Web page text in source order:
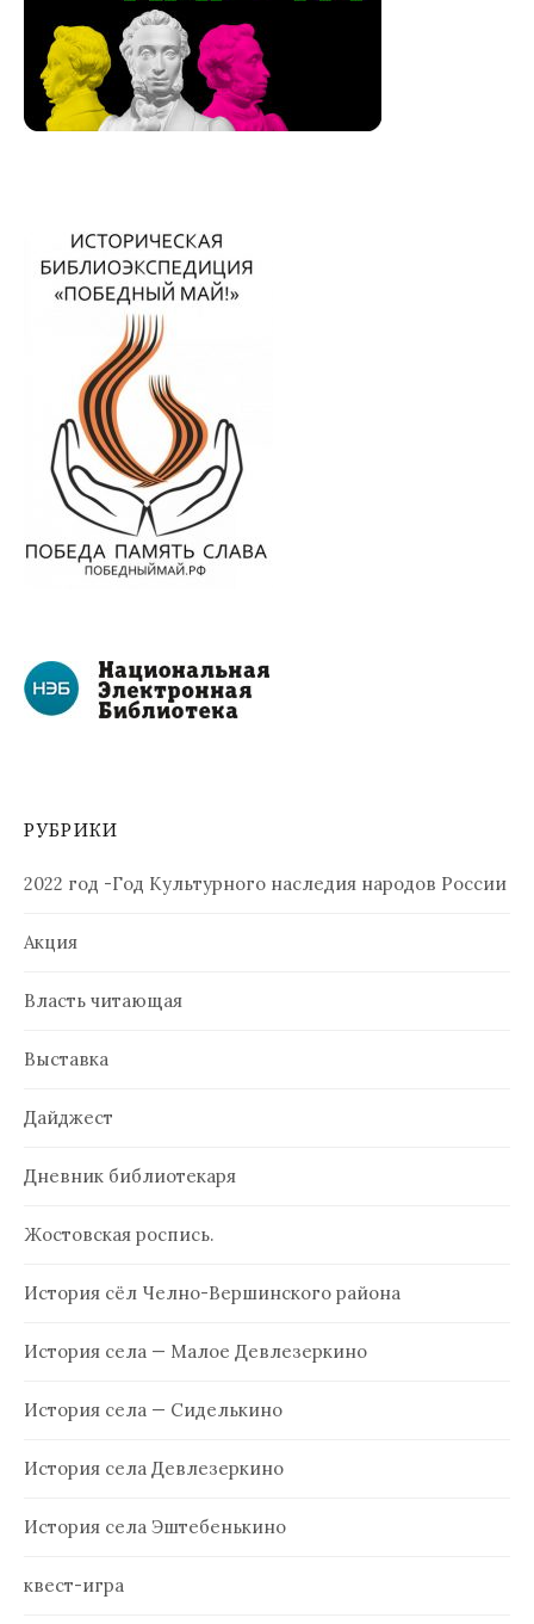
РУБРИКИ
2022 год -Год Культурного наследия народов России
Акция
Власть читающая
Выставка
Дайджест
Дневник библиотекаря
Жостовская роспись.
История сёл Челно-Вершинского района
История села — Малое Девлезеркино
История села — Сиделькино
История села Девлезеркино
История села Эштебенькино
квест-игра